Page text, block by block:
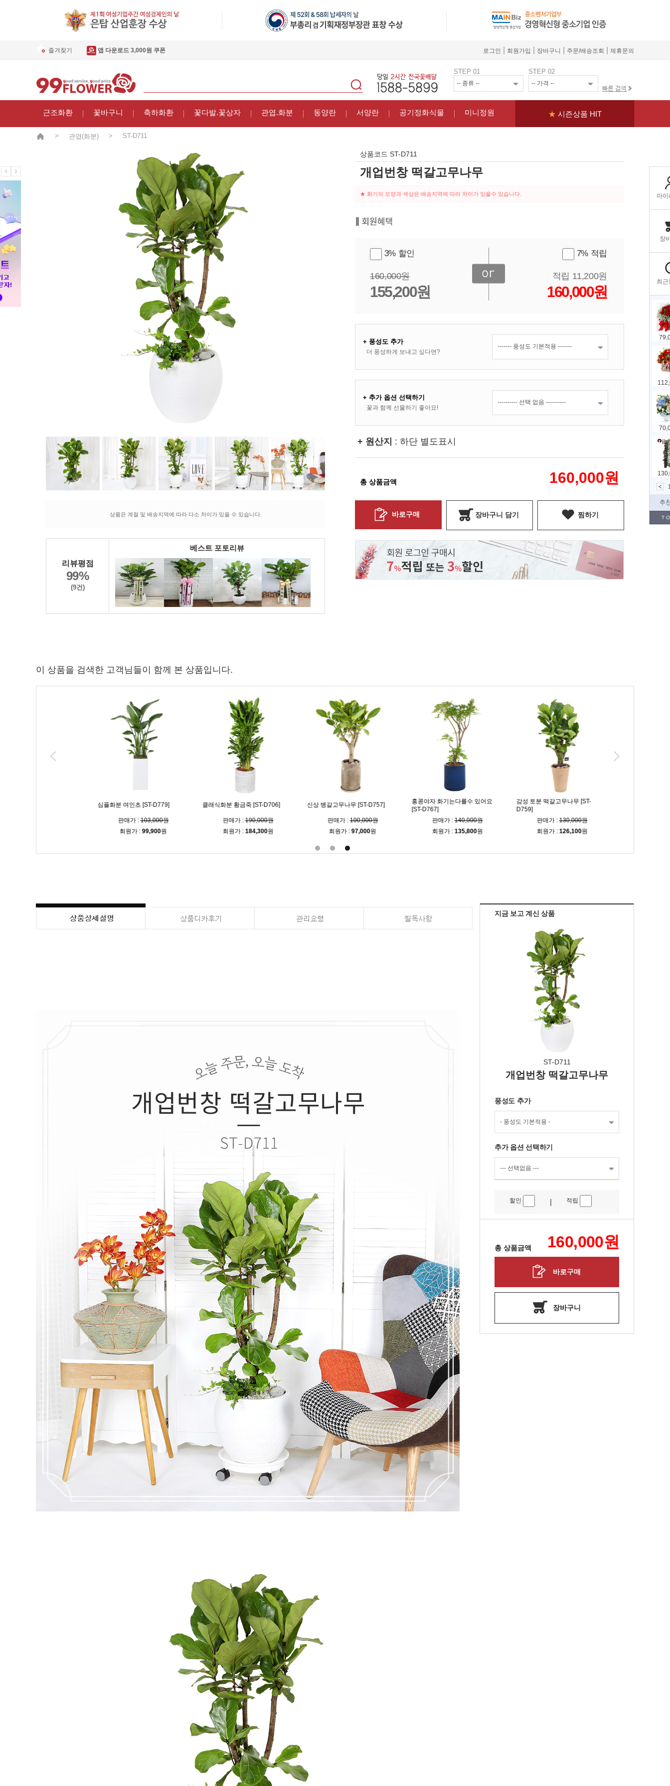
즐겨찾기 앱 다운로드 3,000원 쿠폰 로그인 회원가입 장바구니 주문/배송조회 제휴문의
STEP 01 STEP 02
근조화환 꽃바구니 축하화환 꽃다발.꽃상자 관엽.화분 동양란 서양란 공기정화식물 미니정원 ★ 시즌상품 HIT
> 관엽(화분) > ST-D711
상품은 계절 및 배송지역에 따라 다소 차이가 있을 수 있습니다.
리뷰평점
99%
(9건)
베스트 포토리뷰
상품코드 ST-D711
개업번창 떡갈고무나무
★ 화기의 모양과 색상은 배송지역에 따라 차이가 있을수 있습니다.
3% 할인
160,000원
155,200원
7% 적립
적립 11,200원
160,000원
+ 풍성도 추가
더 풍성하게 보내고 싶다면?
+ 추가 옵션 선택하기
꽃과 함께 선물하기 좋아요!
+ 원산지 : 하단 별도표시
총 상품금액 160,000원
바로구매 장바구니 담기 찜하기
이 상품을 검색한 고객님들이 함께 본 상품입니다.
심플화분 여인초 [ST-D779]
판매가 :103,000원
회원가 : 99,900원
클래식화분 황금죽 [ST-D706]
판매가 :190,000원
회원가 :184,300원
신상 뱅갈고무나무 [ST-D757]
판매가 :100,000원
회원가 : 97,000원
홍콩야자 화기는다를수 있어요
[ST-D767]
판매가 :140,000원
회원가 :135,800원
감성 토분 떡갈고무나무 [ST-
판매가 :130,000원
회원가 :126,100원
지금 보고 계신 상품
ST-D711
개업번창 떡갈고무나무
풍성도 추가
추가 옵션 선택하기
할인 | 적립
총 상품금액 160,000원
바로구매
장바구니